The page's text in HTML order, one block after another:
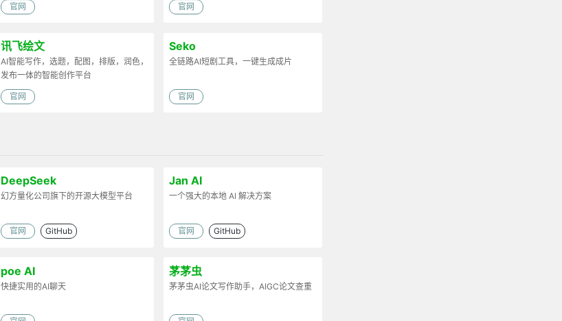
官网 官网
讯飞绘文
AI智能写作，选题，配图，排版，润色，
发布一体的智能创作平台
官网
Seko
全链路AI短剧工具，一键生成成片
官网
DeepSeek
幻方量化公司旗下的开源大模型平台
官网 GitHub
Jan AI
一个强大的本地 AI 解决方案
官网 GitHub
poe AI
快捷实用的AI聊天
茅茅虫
茅茅虫AI论文写作助手，AIGC论文查重